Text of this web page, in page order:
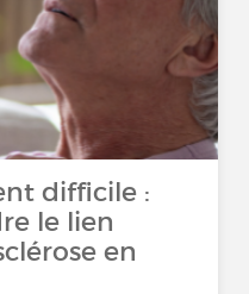
difficile :
le lien
en